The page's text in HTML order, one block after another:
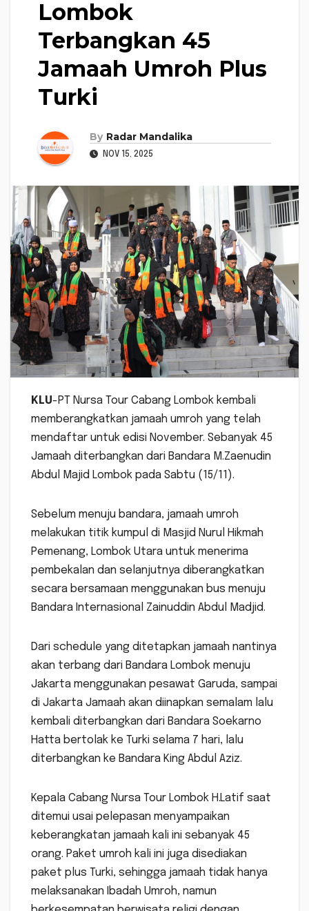
Lombok
Terbangkan 45
Jamaah Umroh Plus
Turki
By Radar Mandalika
NOV 15, 2025
KLU-PT Nursa Tour Cabang Lombok kembali
memberangkatkan jamaah umroh yang telah
mendaftar untuk edisi November. Sebanyak 45
Jamaah diterbangkan dari Bandara M.Zaenudin
Abdul Majid Lombok pada Sabtu (15/11).
Sebelum menuju bandara, jamaah umroh
melakukan titik kumpul di Masjid Nurul Hikmah
Pemenang, Lombok Utara untuk menerima
pembekalan dan selanjutnya diberangkatkan
secara bersamaan menggunakan bus menuju
Bandara Internasional Zainuddin Abdul Madjid.
Dari schedule yang ditetapkan jamaah nantinya
akan terbang dari Bandara Lombok menuju
Jakarta menggunakan pesawat Garuda, sampai
di Jakarta Jamaah akan diinapkan semalam lalu
kembali diterbangkan dari Bandara Soekarno
Hatta bertolak ke Turki selama 7 hari, lalu
diterbangkan ke Bandara King Abdul Aziz.
Kepala Cabang Nursa Tour Lombok H.Latif saat
ditemui usai pelepasan menyampaikan
keberangkatan jamaah kali ini sebanyak 45
orang. Paket umroh kali ini juga disediakan
paket plus Turki, sehingga jamaah tidak hanya
melaksanakan Ibadah Umroh, namun